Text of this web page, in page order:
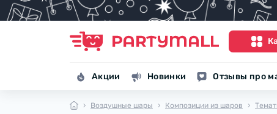
Акции Новинки Отзывы про
Воздушные шары Композиции из шаров